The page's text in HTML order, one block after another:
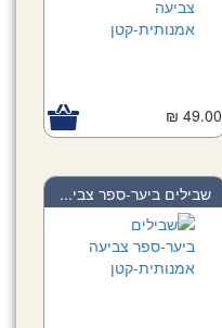
49.00 ₪
שבילים ביער-ספר צבי...